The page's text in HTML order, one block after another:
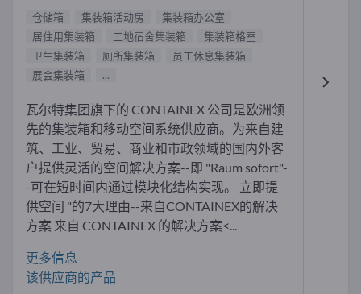
仓储箱 集装箱活动房
集装箱办公室
居住用集装箱
工地宿舍集装箱
集装箱格室
卫生集装箱
厕所集装箱
员工休息集装箱
展会集装箱
...
瓦尔特集团旗下的 CONTAINEX 公司是欧洲领
先的集装箱和移动空间系统供应商。为来自建
筑、工业、贸易、商业和市政领域的国内外客
户提供灵活的空间解决方案--即 "Raum sofort"-
-可在短时间内通过模块化结构实现。 立即提
供空间 "的7大理由--来自CONTAINEX的解决
方案 来自 CONTAINEX 的解决方案<...
更多信息-
该供应商的产品